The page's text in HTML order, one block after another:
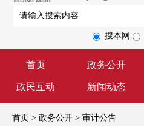
首页 政务公开
政民互动 新闻动态
搜本网
首页 > 政务公开 > 审计公告